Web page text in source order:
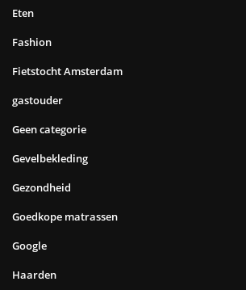
Eten
Fashion
Fietstocht Amsterdam
gastouder
Geen categorie
Gevelbekleding
Gezondheid
Goedkope matrassen
Google
Haarden